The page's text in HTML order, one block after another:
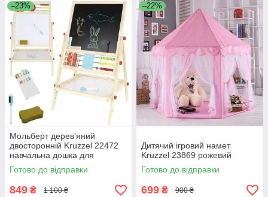
–23%
Мольберт дерев'яний
двосторонній Kruzzel 22472
навчальна дошка для
малювання
Готово до відправки
849 ₴ 1 100 ₴
–22%
Дитячий ігровий намет
Kruzzel 23869 рожевий
Готово до відправки
699 ₴ 900 ₴